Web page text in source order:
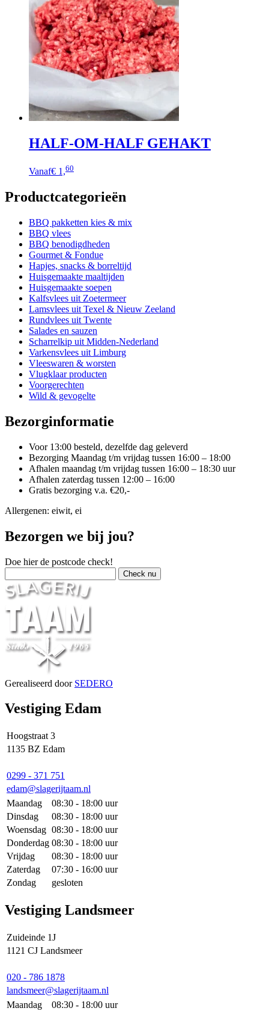
variaties.
Deze
optie
kan
gekozen
worden
op
HALF-OM-HALF GEHAKT
Vanaf€ 1,60
meerdere
Deze
kan
gekozen
worden
op
de
productpagina
Productcategorieën
BBQ pakketten kies & mix
BBQ vlees
BBQ benodigdheden
Gourmet & Fondue
Hapjes, snacks & borreltijd
Huisgemaakte maaltijden
Huisgemaakte soepen
Kalfsvlees uit Zoetermeer
Lamsvlees uit Texel & Nieuw Zeeland
Rundvlees uit Twente
Salades en sauzen
Scharrelkip uit Midden-Nederland
Varkensvlees uit Limburg
Vleeswaren & worsten
Vlugklaar producten
Voorgerechten
Wild & gevogelte
Bezorginformatie
Voor 13:00 besteld, dezelfde dag geleverd
Bezorging Maandag t/m vrijdag tussen 16:00 – 18:00
Afhalen maandag t/m vrijdag tussen 16:00 – 18:30 uur
Afhalen zaterdag tussen 12:00 – 16:00
Gratis bezorging v.a. €20,-
Allergenen: eiwit, ei
Bezorgen we bij jou?
Doe hier de postcode check!
Gerealiseerd door SEDERO
Vestiging Edam
Hoogstraat 3
1135 BZ Edam
0299 - 371 751
edam@slagerijtaam.nl
Maandag
08:30 - 18:00 uur
Dinsdag
08:30 - 18:00 uur
Woensdag 08:30 - 18:00 uur
Donderdag 08:30 - 18:00 uur
Vrijdag
08:30 - 18:00 uur
Zaterdag
07:30 - 16:00 uur
Zondag
gesloten
Vestiging Landsmeer
Zuideinde 1J
1121 CJ Landsmeer
020 - 786 1878
landsmeer@slagerijtaam.nl
Maandag
08:30 - 18:00 uur